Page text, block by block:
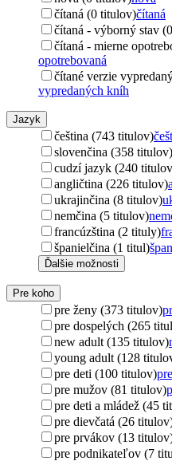
čítaná (0 titulov)čítaná
čítaná - výborný stav
čítaná - mierne
opotrebovaná
čítané verzie
vypredaných kníh
Jazyk
čeština (743 titulov)
slovenčina (358 titulov)
cudzí jazyk (240
angličtina (226 titulov)
ukrajinčina (8 titulov)
nemčina (5 titulov)
francúzština (2 tituly)
španielčina (1 titul)
Ďalšie možnosti
Pre koho
pre ženy (373 titulov)
pre dospelých (265
new adult (135 titulov)
young adult (128
pre deti (100 titulov)
pre mužov (81 titulov)
pre deti a mládež (45
pre dievčatá (26
pre prvákov (13
pre podnikateľov (7